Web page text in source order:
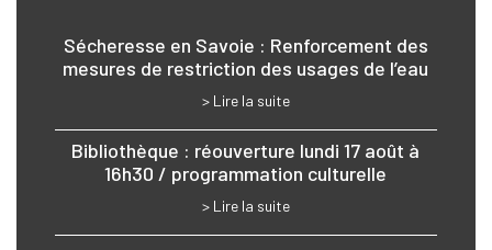
Sécheresse en Savoie : Renforcement des
mesures de restriction des usages de l’eau
> Lire la suite
Bibliothèque : réouverture lundi 17 août à
16h30 / programmation culturelle
> Lire la suite